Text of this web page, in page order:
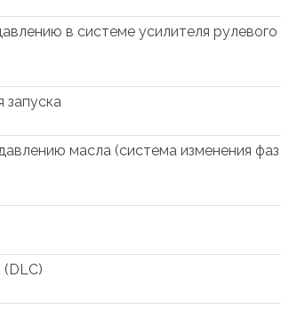
в системе усилителя рулевого
запуска
масла (система изменения фаз
(DLC)